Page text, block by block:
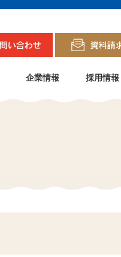
企業情報 採用情報